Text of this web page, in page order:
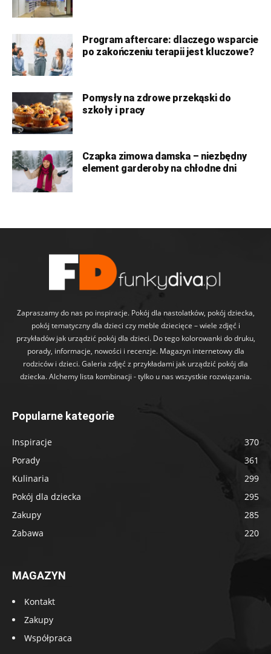
Program aftercare: dlaczego wsparcie
po zakończeniu terapii jest kluczowe?
Pomysły na zdrowe przekąski do
szkoły i pracy
Czapka zimowa damska – niezbędny
element garderoby na chłodne dni
Zapraszamy do nas po inspiracje. Pokój dla nastolatków, pokój dziecka,
pokój tematyczny dla dzieci czy meble dziecięce – wiele zdjęć i
przykładów jak urządzić pokój dla dzieci. Do tego kolorowanki do druku,
porady, informacje, nowości i recenzje. Magazyn internetowy dla
rodziców i dzieci. Galeria zdjęć z przykładami jak urządzić pokój dla
dziecka. Alchemy lista kombinacji - tylko u nas wszystkie rozwiązania.
Popularne kategorie
Inspiracje
370
Porady
361
Kulinaria
299
Pokój dla dziecka
295
Zakupy
285
Zabawa
220
MAGAZYN
Kontakt
Zakupy
Współpraca